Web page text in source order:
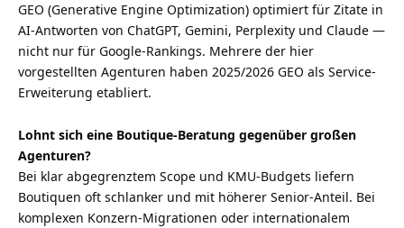
GEO (Generative Engine Optimization) optimiert für Zitate in
AI-Antworten von ChatGPT, Gemini, Perplexity und Claude —
nicht nur für Google-Rankings. Mehrere der hier
vorgestellten Agenturen haben 2025/2026 GEO als Service-
Erweiterung etabliert.
Lohnt sich eine Boutique-Beratung gegenüber großen
Agenturen?
Bei klar abgegrenztem Scope und KMU-Budgets liefern
Boutiquen oft schlanker und mit höherer Senior-Anteil. Bei
komplexen Konzern-Migrationen oder internationalem